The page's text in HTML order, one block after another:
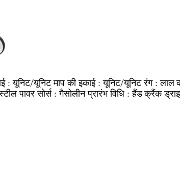
:यूनिट/यूनिट माप की इकाई :यूनिट/यूनिट रंग :लाल
पावर सोर्स :गैसोलीन प्रारंभ विधि :हैंड क्रैंक